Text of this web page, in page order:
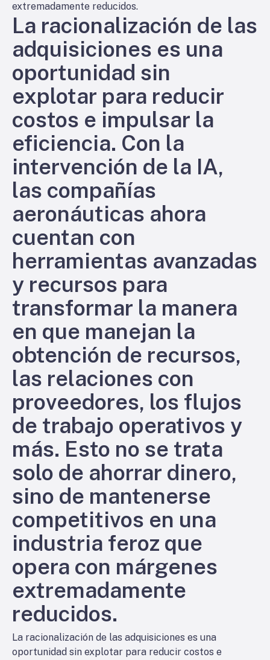
extremadamente reducidos.
La racionalización de las
adquisiciones es una
oportunidad sin
explotar para reducir
costos e impulsar la
eficiencia. Con la
intervención de la IA,
las compañías
aeronáuticas ahora
cuentan con
herramientas avanzadas
y recursos para
transformar la manera
en que manejan la
obtención de recursos,
las relaciones con
proveedores, los flujos
de trabajo operativos y
más. Esto no se trata
solo de ahorrar dinero,
sino de mantenerse
competitivos en una
industria feroz que
opera con márgenes
extremadamente
reducidos.
La racionalización de las adquisiciones es una
oportunidad sin explotar para reducir costos e